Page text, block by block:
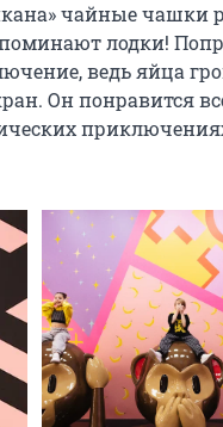
чайные чашки
лодки!
ведь яйца
Он понравится